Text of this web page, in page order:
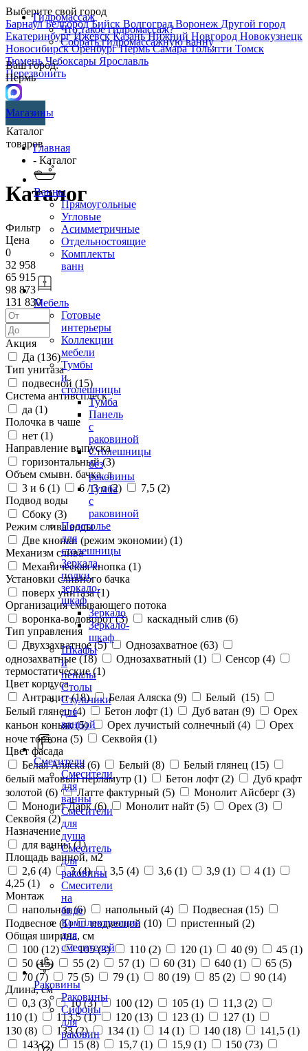
Выберите свой город
БарнаулБелгородБийск ВолгоградВоронеж Другой город
ЕкатеринбургИжевскКазаньНижний Новгород Новокузнецк
НовосибирскОренбургПермьСамараТольятти Томск
ТюменьЧебоксары Ярославль
Перезвонить
Гидромассаж
Что такое гидромассаж?
Собрать гидромассажную ванну
Ваш город:
Пермь
Магазины
Каталог
товаров
Ванны
Прямоугольные
Угловые
Асимметричные
Отдельностоящие
Комплекты
ванн
Мебель
Готовые
интерьеры
Коллекции
мебели
Тумбы
и
столешницы
Тумба
Панель
с
раковиной
Столешницы
без
раковины
Тумба
с
раковиной
Подстолье
для
столешницы
Зеркала,
полки,
зеркало-
шкаф
Зеркало
Зеркало-
шкаф
Шкафы
и
пеналы
Столы
Стульчики
для
ванной
Смесители
Смесители
для
ванны
Смесители
для
душа
Смеситель
для
раковины
Смесители
на
биде
Комплектующие
для
смесителей
Раковины
Раковины
Сифоны
для
раковин
Главная
- Каталог
Каталог
Фильтр
Цена
0
32 958
65 915
98 873
131 830
Акция
Да (136)
Тип унитаза
подвесной (15)
Система антивсплеск
да (1)
Полочка в чаше
нет (1)
Направление выпуска
горизонтальный (3)
Объем смывн. бачка, л
3 и 6 (1) 6 / 3 л (2) 7,5 (2)
Подвод воды
Сбоку (3)
Режим слива воды
Две кнопки (режим экономии) (1)
Механизм слива
Механическая кнопка (1)
Установки сливного бачка
поверх унитаза (1)
Организация смывающего потока
воронка-водоворот (3) каскадный слив (6)
Тип управления
Двухзахватное (5) Однозахватное (63)
однозахватные (18) Однозахватный (1) Сенсор (4)
термостатические (1)
Цвет корпуса
Антрацит (18) Белая Аляска (9) Белый (15)
Белый глянец (4) Бетон лофт (1) Дуб ватан (9)
Орех
каньон коньяк (5) Орех лучистый солнечный (4)
Орех
ноче тортона (5) Секвойя (1)
Цвет фасада
Белая Аляска (6) Белый (8) Белый глянец (15)
белый матовый перламутр (1) Бетон лофт (2)
Дуб крафт
золотой (6) Латте фактурный (5) Монолит Айсберг (3)
Монолит Дарк (6) Монолит найт (5) Орех (3)
Секвойя (2)
Назначение
для ванны (1)
Площадь ванной, м2
2,6 (4) 3 (4) 3,5 (4) 3,6 (1) 3,9 (1) 4 (1)
4,25 (1)
Монтаж
напольная (6) напольный (4) Подвесная (15)
Подвесное (1) подвесной (10) пристенный (2)
Общая ширина, см
100 (12) 105 (3) 110 (2) 120 (1) 40 (9) 45 (1)
50 (15) 55 (2) 57 (1) 60 (31) 640 (1) 65 (5)
70 (7) 75 (5) 79 (1) 80 (19) 85 (2) 90 (14)
Длина, см
0,3 (3) 10 (3) 100 (12) 105 (1) 11,3 (2)
110 (1) 113,5 (1) 120 (13) 123 (1) 127 (1)
130 (8) 133 (2) 134 (1) 14 (1) 140 (18) 141,5 (1)
143 (2) 15 (8) 15,7 (1) 15,9 (1) 150 (73)